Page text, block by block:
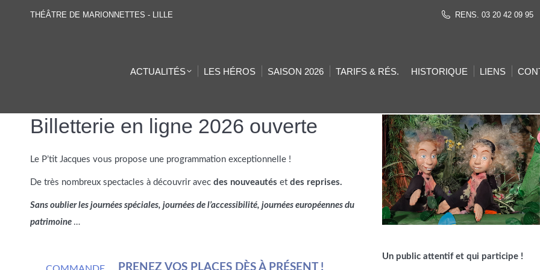
THÉÂTRE DE MARIONNETTES - LILLE RENS. 03 20 42 09 95
ACTUALITÉS LES HÉROS SAISON 2026 TARIFS & RÉS. HISTORIQUE LIENS
Billetterie en ligne 2026 ouverte
Le P’tit Jacques vous propose une programmation exceptionnelle !
De très nombreux spectacles à découvrir avec des nouveautés et des reprises.
Sans oublier les journées spéciales, journées de l’accessibilité, journées européennes du
patrimoine …
PRENEZ VOS PLACES DÈS À PRÉSENT !
Un public attentif et qui participe !